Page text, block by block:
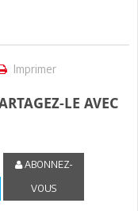
Imprimer
LE AVEC
ABONNEZ-
VOUS